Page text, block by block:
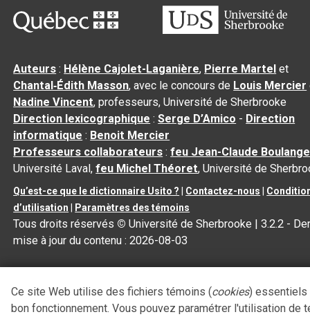
Auteurs : Hélène Cajolet-Laganière, Pierre Martel et
Chantal‑Édith Masson, avec le concours de Louis Mercier
Nadine Vincent, professeurs, Université de Sherbrooke
Direction lexicographique :Serge D’Amico - Direction
informatique : Benoit Mercier
Professeurs collaborateurs :feu Jean-Claude
Université Laval,feu Michel Théoret, Université de
Qu’est-ce que le dictionnaire Usito ? Contactez-nous
d’utilisation
Paramètres des témoins
Tous droits réservés © Université de Sherbrooke |3.2.2 -
mise à jour du contenu :2026-08-03
Ce site Web utilise des fichiers témoins (cookies) essentiels
bon fonctionnement. Vous pouvez paramétrer l'utilisation de